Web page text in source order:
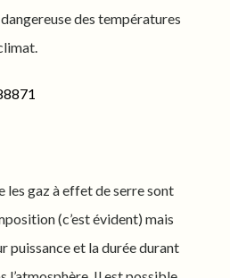
des températures
les gaz à effet de serre sont
(c’est évident) mais
puissance et la durée durant